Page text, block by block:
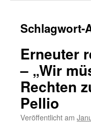
Schlagwort-
Erneuter
– „Wir
Rechten
Pellio
Veröffentlicht am